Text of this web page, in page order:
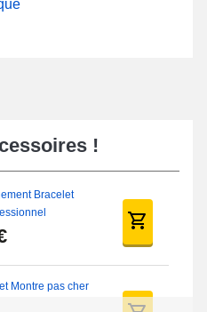
!
Bracelet
Montre pas cher